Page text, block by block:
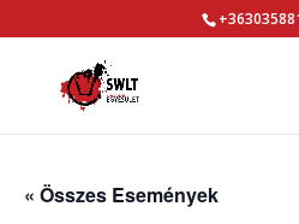
« Összes Események